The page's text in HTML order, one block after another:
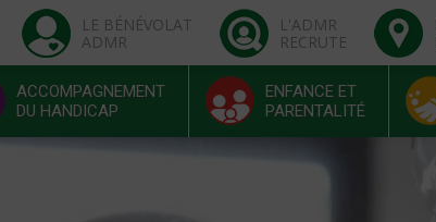
LE BÉNÉVOLAT
ADMR
L'ADMR
RECRUTE
ACCOMPAGNEMENT
DU HANDICAP
ENFANCE ET
PARENTALITÉ